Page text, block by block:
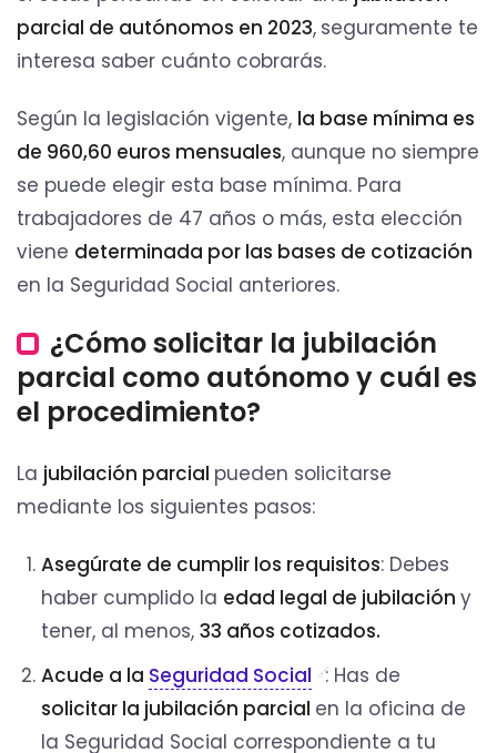
parcial de autónomos en 2023, seguramente te
interesa saber cuánto cobrarás.
Según la legislación vigente, la base mínima es
de 960,60 euros mensuales, aunque no siempre
se puede elegir esta base mínima. Para
trabajadores de 47 años o más, esta elección
viene determinada por las bases de cotización
en la Seguridad Social anteriores.
¿Cómo solicitar la jubilación
parcial como autónomo y cuál es
el procedimiento?
La jubilación parcial pueden solicitarse
mediante los siguientes pasos:
Asegúrate de cumplir los requisitos: Debes
haber cumplido la edad legal de jubilacióny
tener, al menos,33 años cotizados.
Acude a la Seguridad Social : Has de
solicitar la jubilación parcial en la oficina de
la Seguridad Social correspondiente a tu